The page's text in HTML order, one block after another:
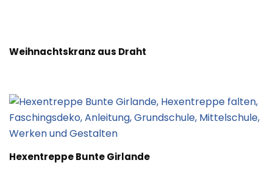
Weihnachtskranz aus Draht
Hexentreppe Bunte Girlande